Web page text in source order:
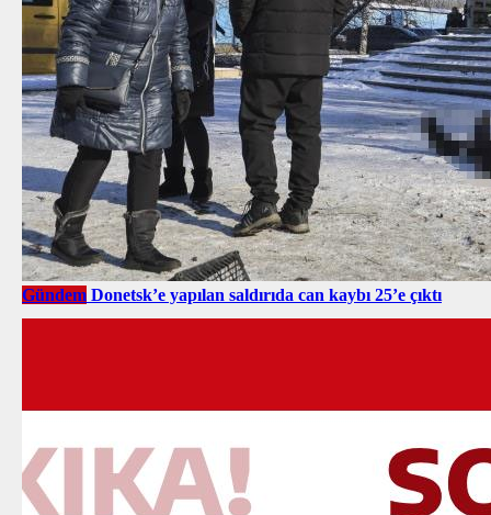
Gündem Donetsk’e yapılan saldırıda can kaybı 25’e çıktı